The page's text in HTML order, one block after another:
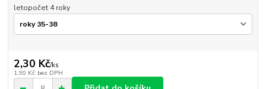
letopočet 4 roky
2,30 Kč/ks
1,90 Kč bez DPH